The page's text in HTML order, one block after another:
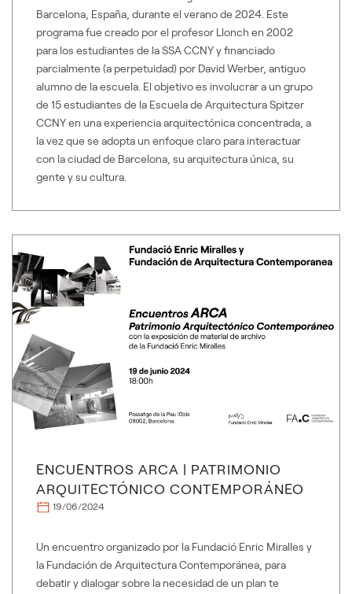
Barcelona, España, durante el verano de 2024. Este
programa fue creado por el profesor Llonch en 2002
para los estudiantes de la SSA CCNY y financiado
parcialmente (a perpetuidad) por David Werber, antiguo
alumno de la escuela. El objetivo es involucrar a un grupo
de 15 estudiantes de la Escuela de Arquitectura Spitzer
CCNY en una experiencia arquitectónica concentrada, a
la vez que se adopta un enfoque claro para interactuar
con la ciudad de Barcelona, su arquitectura única, su
gente y su cultura.
ENCUENTROS ARCA | PATRIMONIO
ARQUITECTÓNICO CONTEMPORÁNEO
19/06/2024
Un encuentro organizado por la Fundació Enric Miralles y
la Fundación de Arquitectura Contemporánea, para
debatir y dialogar sobre la necesidad de un plan te